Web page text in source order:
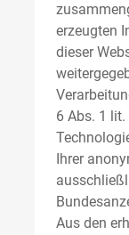
erzeugten
dieser
6 Abs. 1
Ihrer
Aus den